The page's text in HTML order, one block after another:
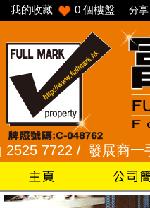
我的收藏 0 個樓盤 分享
7722 /發展商一手專